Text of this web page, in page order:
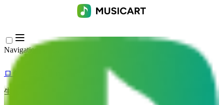
Navigation Menu
ログイン
生成